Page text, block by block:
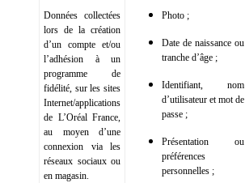
Données collectées
lors de la création
d’un compte et/ou
l’adhésion à un
programme de
fidélité, sur les sites
Internet/applications
de L’Oréal France,
au moyen d’une
connexion via les
réseaux sociaux ou
en magasin.
Photo ;
Date de naissance ou
tranche d’âge ;
Identifiant, nom
d’utilisateur et mot de
passe ;
Présentation ou
préférences
personnelles ;